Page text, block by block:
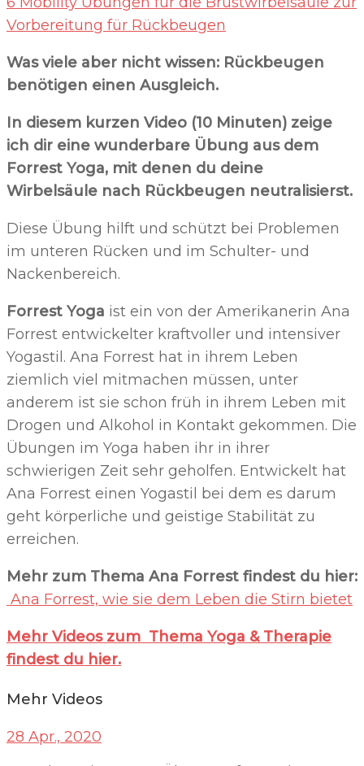
Vorbereitung für Rückbeugen
Was viele aber nicht wissen: Rückbeugen
benötigen einen Ausgleich.
In diesem kurzen Video (10 Minuten) zeige
ich dir eine wunderbare Übung aus dem
Forrest Yoga, mit denen du deine
Wirbelsäule nach Rückbeugen neutralisierst.
Diese Übung hilft und schützt bei Problemen
im unteren Rücken und im Schulter- und
Nackenbereich.
Forrest Yoga ist ein von der Amerikanerin Ana
Forrest entwickelter kraftvoller und intensiver
Yogastil. Ana Forrest hat in ihrem Leben
ziemlich viel mitmachen müssen, unter
anderem ist sie schon früh in ihrem Leben mit
Drogen und Alkohol in Kontakt gekommen. Die
Übungen im Yoga haben ihr in ihrer
schwierigen Zeit sehr geholfen. Entwickelt hat
Ana Forrest einen Yogastil bei dem es darum
geht körperliche und geistige Stabilität zu
erreichen.
Mehr zum Thema Ana Forrest findest du hier:
Ana Forrest, wie sie dem Leben die Stirn bietet
Mehr Videos zum Thema Yoga & Therapie
findest du hier.
Mehr Videos
28 Apr., 2020